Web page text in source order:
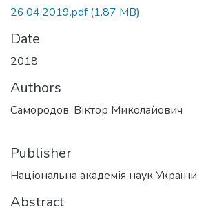
26,04,2019.pdf(1.87 MB)
Date
2018
Authors
Самородов, Віктор Миколайович
Publisher
Національна академія наук України
Abstract